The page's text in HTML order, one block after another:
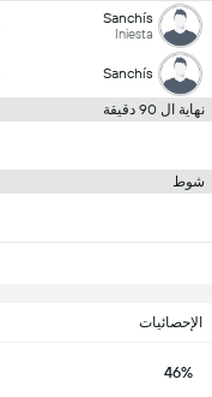
Sanchís
Iniesta
Sanchís
نهاية ال 90 دقيقة
شوط
الإحصائيات
46%